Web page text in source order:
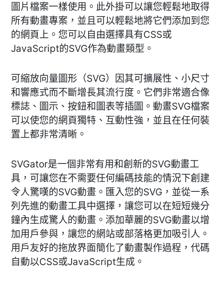
圖片檔案一樣使用。此外掛可以讓您輕鬆地取得
所有動畫專案，並且可以輕鬆地將它們添加到您
的網頁上。您可以自由選擇具有CSS或
JavaScript的SVG作為動畫類型。
可縮放向量圖形（SVG）因其可擴展性、小尺寸
和響應式而不斷增長其流行度。它們非常適合像
標誌、圖示、按鈕和圖表等插圖。動畫SVG檔案
可以使您的網頁獨特、互動性強，並且在任何裝
置上都非常清晰。
SVGator是一個非常有用和創新的SVG動畫工
具，可讓您在不需要任何編碼技能的情況下創建
令人驚嘆的SVG動畫。匯入您的SVG，並從一系
列先進的動畫工具中選擇，讓您可以在短短幾分
鐘內生成驚人的動畫。添加華麗的SVG動畫以增
加用戶參與，讓您的網站或部落格更加吸引人。
用戶友好的拖放界面簡化了動畫製作過程，代碼
自動以CSS或JavaScript生成。